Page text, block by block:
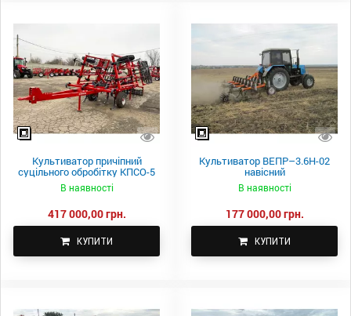
Культиватор причіпний
суцільного обробітку КПСО-5
В наявності
417 000,00 грн.
КУПИТИ
Культиватор ВЕПР–3.6Н-02
навісний
В наявності
177 000,00 грн.
КУПИТИ